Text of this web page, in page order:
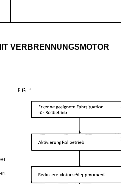
VERBRENNUNGSMOTOR